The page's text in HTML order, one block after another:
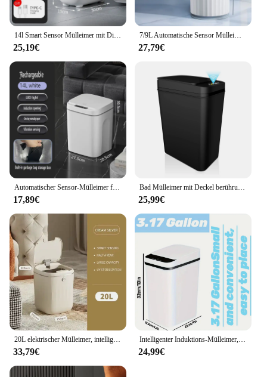
14l Smart Sensor Mülleimer mit Display Typ C Aufladen automatischer Mülleimer für Bad Küche Toilette Papierkorb Smart Home
25,19€
7/9L Automatische Sensor Mülleimer Modische Römischen Gestreiften Badezimmer Wc Smart Mülleimer Küche Induktion Mülltonne Mülleimer
27,79€
Automatischer Sensor-Mülleimer für Badezimmer, WC, wasserdicht, intelligenter Eimer, Müll mit Deckel, berührungsloser Küchen-Mülleimer, Wohnaccessoires
17,89€
Bad Mülleimer mit Deckel berührungs lose automatische Mülleimer schlanke Bewegungs sensor Smart Mülleimer für Schlafzimmer, Büro, Wohnzimmer
25,99€
20L elektrischer Mülleimer, intelligenter Mülleimer mit UV-Licht, automatische Küche, Badezimmer, Sensor, WC, Müll, Papierkorb, Reinigungswerkzeuge
33,79€
Intelligenter Induktions-Mülleimer, 12 l elektrische Induktions-Haushaltstoilette, Toilette, Wohnzimmer, vollautomatischer Quetsch-Mülleimer
24,99€